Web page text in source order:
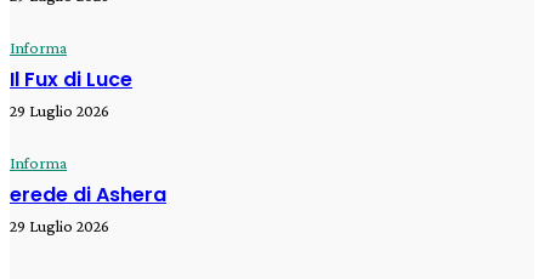
Informa
Il Fux di Luce
29 Luglio 2026
Informa
erede di Ashera
29 Luglio 2026